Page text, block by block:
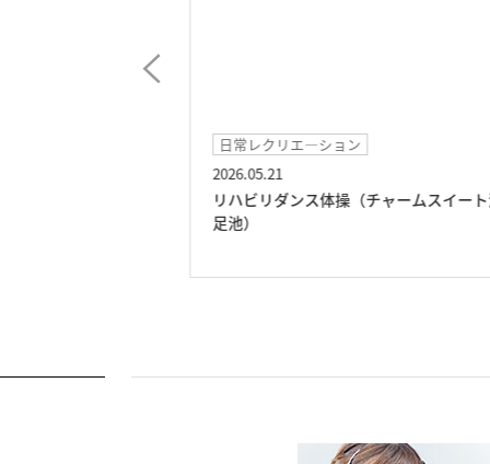
日常レクリエ―ション
2026.05.21
リハビリダンス体操（チャームスイー
足池）